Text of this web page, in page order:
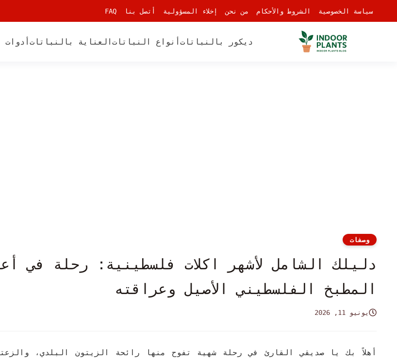
سياسة الخصوصية
الشروط والأحكام من نحن إخلاء المسؤولية أتصل بنا FAQ
ديكور بالنباتات أنواع النباتات العناية بالنباتات
وصفات
دليلك الشامل لأشهر اكلات فلسطينية: رحلة في
المطبخ الفلسطيني الأصيل وعراقته
يونيو 11, 2026
أهلاً بك يا صديقي القارئ في رحلة شهية تفوح منها رائحة الزيتون البلدي،